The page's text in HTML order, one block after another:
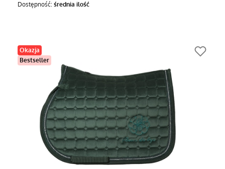
Dostępność: średnia ilość
Okazja
Bestseller